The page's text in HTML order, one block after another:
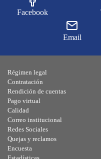
Facebook
Email
Régimen legal
Contratación
Rendición de cuentas
Pago virtual
Calidad
Correo institucional
Redes Sociales
Quejas y reclamos
Encuesta